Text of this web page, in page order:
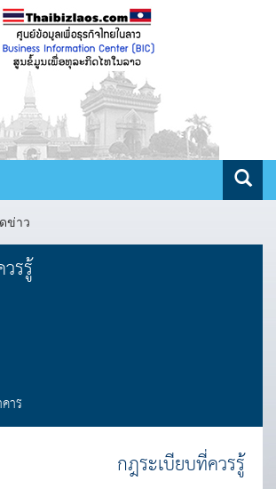
ข่าว
รรู้
าร
กฎระเบียบที่ควรรู้